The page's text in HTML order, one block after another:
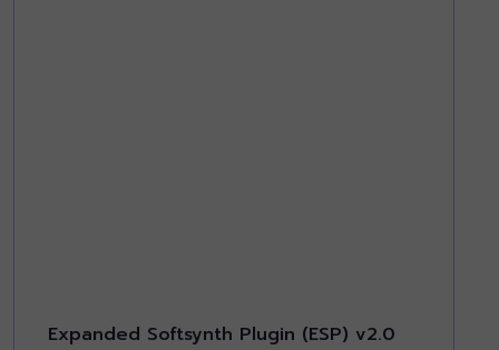
Expanded Softsynth Plugin (ESP) v2.0